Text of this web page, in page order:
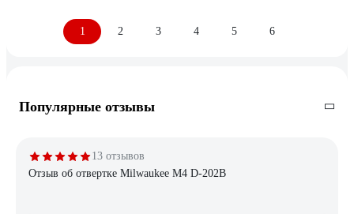
1 2 3 4 5 6
Популярные отзывы
13 отзывов
Отзыв об отвертке Milwaukee M4 D-202B